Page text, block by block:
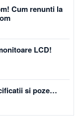
Cum renunti la
LCD!
si poze…